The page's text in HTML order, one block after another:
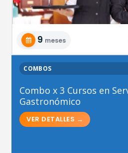
9 meses
COMBOS
Combo x 3 Cursos en
Gastronómico